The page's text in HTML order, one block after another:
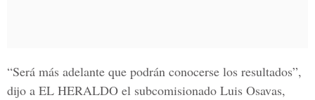
“Será más adelante que podrán conocerse los resultados”,
dijo a EL HERALDO el subcomisionado Luis Osavas,